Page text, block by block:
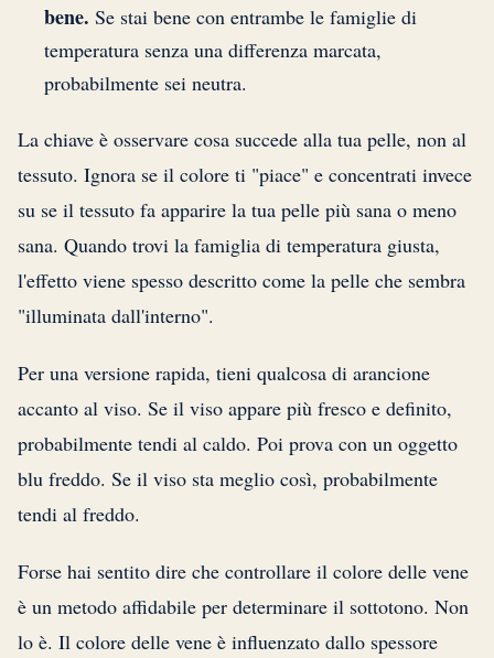
bene. Se stai bene con entrambe le famiglie di
temperatura senza una differenza marcata,
probabilmente sei neutra.
La chiave è osservare cosa succede alla tua pelle, non al
tessuto. Ignora se il colore ti "piace" e concentrati invece
su se il tessuto fa apparire la tua pelle più sana o meno
sana. Quando trovi la famiglia di temperatura giusta,
l'effetto viene spesso descritto come la pelle che sembra
"illuminata dall'interno".
Per una versione rapida, tieni qualcosa di arancione
accanto al viso. Se il viso appare più fresco e definito,
probabilmente tendi al caldo. Poi prova con un oggetto
blu freddo. Se il viso sta meglio così, probabilmente
tendi al freddo.
Forse hai sentito dire che controllare il colore delle vene
è un metodo affidabile per determinare il sottotono. Non
lo è. Il colore delle vene è influenzato dallo spessore